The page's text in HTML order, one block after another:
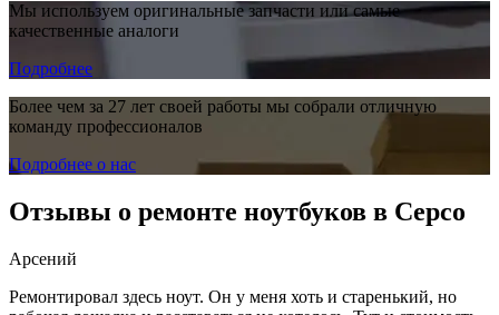
Мы используем оригинальные запчасти или самые
качественные аналоги
Подробнее
Более чем за 27 лет своей работы мы собрали отличную
команду профессионалов
Подробнее о нас
Отзывы о ремонте ноутбуков в Серсо
Арсений
Ремонтировал здесь ноут. Он у меня хоть и старенький, но